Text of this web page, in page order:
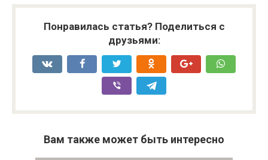
Понравилась статья? Поделиться с
друзьями:
Вам также может быть интересно